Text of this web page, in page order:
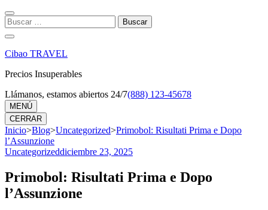
Saltar
al
contenido
(presiona
la
Intro)
Buscar:
Cibao TRAVEL
Precios Insuperables
Llámanos, estamos abiertos 24/7(888) 123-45678
MENÚ
CERRAR
Inicio>Blog>Uncategorized>Primobol: Risultati Prima e Dopo
l’Assunzione
Uncategorizeddiciembre 23, 2025
Primobol: Risultati Prima e Dopo
l’Assunzione